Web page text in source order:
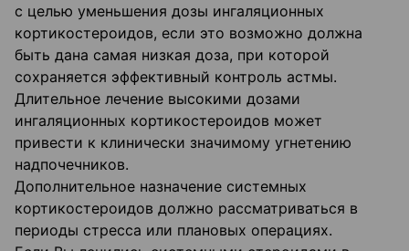
с целью уменьшения дозы ингаляционных
кортикостероидов, если это возможно должна
быть дана самая низкая доза, при которой
сохраняется эффективный контроль астмы.
Длительное лечение высокими дозами
ингаляционных кортикостероидов может
привести к клинически значимому угнетению
надпочечников.
Дополнительное назначение системных
кортикостероидов должно рассматриваться в
периоды стресса или плановых операциях.